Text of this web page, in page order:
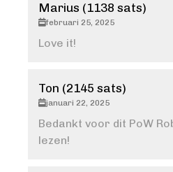
Marius (1138 sats)
februari 25, 2025
Love it!
Ton (2145 sats)
januari 22, 2025
Bedankt voor dit PoW
lezen!